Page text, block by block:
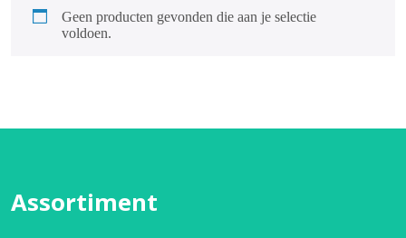
Geen producten gevonden die aan je selectie
voldoen.
Assortiment